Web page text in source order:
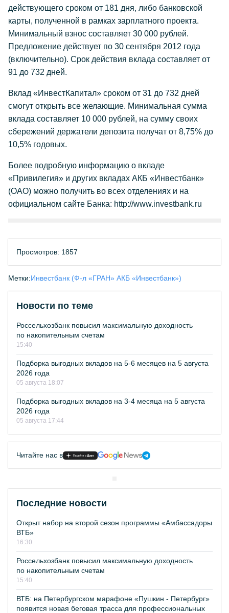
действующего сроком от 181 дня, либо банковской
карты, полученной в рамках зарплатного проекта.
Минимальный взнос составляет 30 000 рублей.
Предложение действует по 30 сентября 2012 года
(включительно). Срок действия вклада составляет от
91 до 732 дней.
Вклад «ИнвестКапитал» сроком от 31 до 732 дней
смогут открыть все желающие. Минимальная сумма
вклада составляет 10 000 рублей, на сумму своих
сбережений держатели депозита получат от 8,75% до
10,5% годовых.
Более подробную информацию о вкладе
«Привилегия» и других вкладах АКБ «Инвестбанк»
(ОАО) можно получить во всех отделениях и на
официальном сайте Банка: http://www.investbank.ru
Просмотров: 1857
Метки:Инвестбанк (Ф-л «ГРАН» АКБ «Инвестбанк»)
Новости по теме
Россельхозбанк повысил максимальную доходность
по накопительным счетам
15:40
Подборка выгодных вкладов на 5-6 месяцев на 5 августа
2026 года
05 августа 18:07
Подборка выгодных вкладов на 3-4 месяца на 5 августа
2026 года
05 августа 17:44
Читайте нас в
Последние новости
Открыт набор на второй сезон программы «Амбассадоры
ВТБ»
16:30
Россельхозбанк повысил максимальную доходность
по накопительным счетам
15:40
ВТБ: на Петербургском марафоне «Пушкин - Петербург»
появится новая беговая трасса для профессиональных